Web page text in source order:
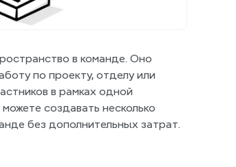
в команде. Оно
по проекту, отделу или
в рамках одной
создавать несколько
без дополнительных затрат.